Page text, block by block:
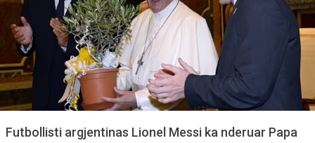
Futbollisti argjentinas Lionel Messi ka nderuar Papa